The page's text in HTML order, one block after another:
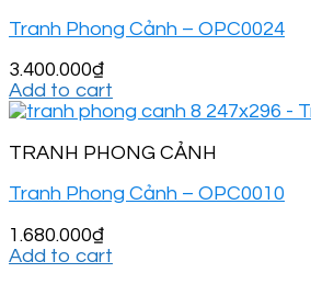
Tranh Phong Cảnh – OPC0024
3.400.000₫
Add to cart
TRANH PHONG CẢNH
Tranh Phong Cảnh – OPC0010
1.680.000₫
Add to cart